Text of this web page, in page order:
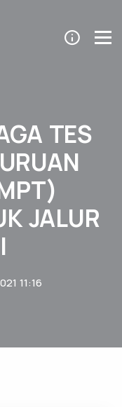
TES
JALUR
11:16